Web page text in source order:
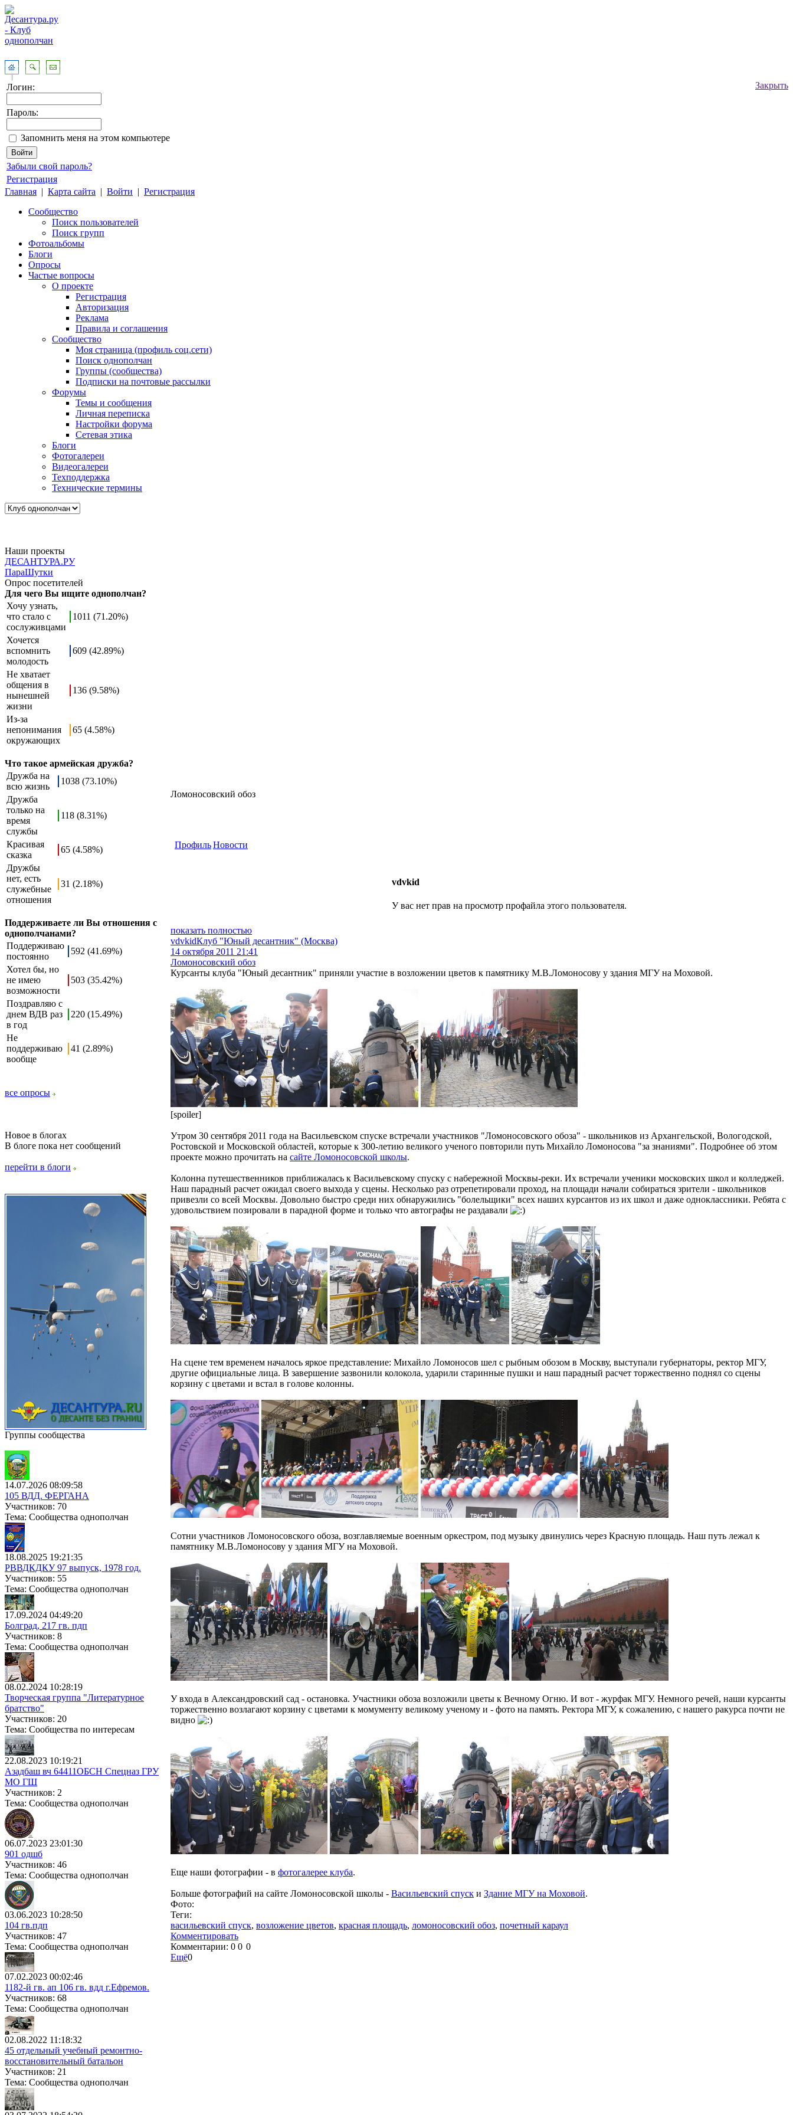
Закрыть
Логин:
Пароль:
Запомнить меня на этом компьютере
Забыли свой пароль?
Регистрация
Главная | Карта сайта | Войти | Регистрация
Сообщество
Поиск пользователей
Поиск групп
Фотоальбомы
Блоги
Опросы
Частые вопросы
О проекте
Регистрация
Авторизация
Реклама
Правила и соглашения
Сообщество
Моя страница (профиль соц.сети)
Поиск однополчан
Группы (сообщества)
Подписки на почтовые рассылки
Форумы
Темы и сообщения
Личная переписка
Настройки форума
Сетевая этика
Блоги
Фотогалереи
Видеогалереи
Техподдержка
Технические термины
Наши проекты
ДЕСАНТУРА.РУ
ПараШутки
Опрос посетителей
Для чего Вы ищите однополчан?
Хочу узнать,
что стало с
сослуживцами
1011 (71.20%)
Хочется
вспомнить
молодость
609 (42.89%)
Не хватает
общения в
нынешней
жизни
136 (9.58%)
Из-за
непонимания
окружающих
65 (4.58%)
Что такое армейская дружба?
Дружба на
всю жизнь
1038 (73.10%)
Дружба
только на
время
службы
118 (8.31%)
Красивая
сказка
65 (4.58%)
Дружбы
нет, есть
служебные
отношения
31 (2.18%)
Поддерживаете ли Вы отношения с
однополчанами?
Поддерживаю
постоянно
592 (41.69%)
Хотел бы, но
не имею
возможности
503 (35.42%)
Поздравляю с
днем ВДВ раз
в год
220 (15.49%)
Не
поддерживаю
вообще
41 (2.89%)
все опросы
Новое в блогах
В блоге пока нет сообщений
перейти в блоги
Группы сообщества
14.07.2026 08:09:58
105 ВДД. ФЕРГАНА
Участников: 70
Тема: Сообщества однополчан
18.08.2025 19:21:35
РВВДКДКУ 97 выпуск, 1978 год.
Участников: 55
Тема: Сообщества однополчан
17.09.2024 04:49:20
Болград, 217 гв. пдп
Участников: 8
Тема: Сообщества однополчан
08.02.2024 10:28:19
Творческая группа "Литературное
братство"
Участников: 20
Тема: Сообщества по интересам
22.08.2023 10:19:21
Азадбаш вч 64411ОБСН Спецназ ГРУ
МО ГШ
Участников: 2
Тема: Сообщества однополчан
06.07.2023 23:01:30
901 одшб
Участников: 46
Тема: Сообщества однополчан
03.06.2023 10:28:50
104 гв.пдп
Участников: 47
Тема: Сообщества однополчан
07.02.2023 00:02:46
1182-й гв. ап 106 гв. вдд г.Ефремов.
Участников: 68
Тема: Сообщества однополчан
02.08.2022 11:18:32
45 отдельный учебный ремонтно-
восстановительный батальон
Участников: 21
Тема: Сообщества однополчан
Ломоносовский обоз
ПрофильНовости
vdvkid
У вас нет прав на просмотр профайла этого пользователя.
показать полностью
vdvkidКлуб "Юный десантник" (Москва)
14 октября 2011 21:41
Ломоносовский обоз
Курсанты клуба "Юный десантник" приняли участие в возложении цветов к памятнику М.В.Ломоносову у здания МГУ на Моховой.
[spoiler]
Утром 30 сентября 2011 года на Васильевском спуске встречали участников "Ломоносовского обоза" - школьников из Архангельской, Вологодской,
Ростовской и Московской областей, которые к 300-летию великого ученого повторили путь Михайло Ломоносова "за знаниями". Подробнее об этом
проекте можно прочитать на сайте Ломоносовской школы.
Колонна путешественников приближалась к Васильевскому спуску с набережной Москвы-реки. Их встречали ученики московских школ и колледжей.
Наш парадный расчет ожидал своего выхода у сцены. Несколько раз отрепетировали проход, на площади начали собираться зрители - школьников
привезли со всей Москвы. Довольно быстро среди них обнаружились "болельщики" всех наших курсантов из их школ и даже одноклассники. Ребята с
удовольствием позировали в парадной форме и только что автографы не раздавали
На сцене тем временем началось яркое представление: Михайло Ломоносов шел с рыбным обозом в Москву, выступали губернаторы, ректор МГУ,
другие официальные лица. В завершение зазвонили колокола, ударили старинные пушки и наш парадный расчет торжественно поднял со сцены
корзину с цветами и встал в голове колонны.
Сотни участников Ломоносовского обоза, возглавляемые военным оркестром, под музыку двинулись через Красную площадь. Наш путь лежал к
памятнику М.В.Ломоносову у здания МГУ на Моховой.
У входа в Александровский сад - остановка. Участники обоза возложили цветы к Вечному Огню. И вот - журфак МГУ. Немного речей, наши курсанты
торжественно возлагают корзину с цветами к момументу великому ученому и - фото на память. Ректора МГУ, к сожалению, с нашего ракурса почти не
видно
Еще наши фотографии - в фотогалерее клуба.
Больше фотографий на сайте Ломоносовской школы - Васильевский спуск и Здание МГУ на Моховой.
Фото:
Теги:
васильевский спуск, возложение цветов, красная площадь, ломоносовский обоз, почетный караул
Комментировать
Комментарии: 0 0 0
Ещё0